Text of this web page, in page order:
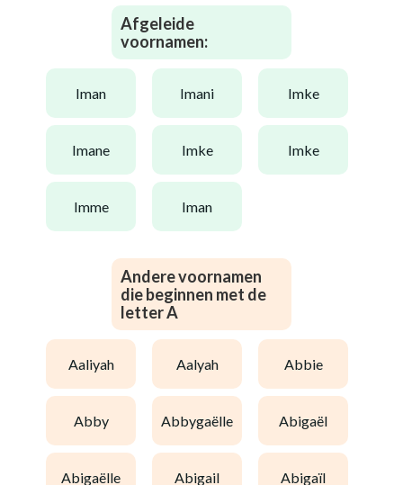
Afgeleide
voornamen:
iman imani imke
imane imke imke
imme iman
Andere voornamen
die beginnen met de
letter A
aaliyah aalyah abbie
abby abbygaëlle abigaël
abigaëlle abigail abigaïl